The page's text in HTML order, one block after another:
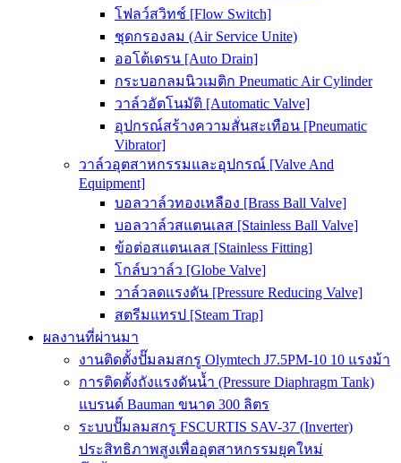
โฟลว์สวิทช์ [Flow Switch]
ชุดกรองลม (Air Service Unite)
ออโต้เดรน [Auto Drain]
กระบอกลมนิวเมติก Pneumatic Air Cylinder
วาล์วอัตโนมัติ [Automatic Valve]
อุปกรณ์สร้างความสั่นสะเทือน [Pneumatic
Vibrator]
วาล์วอุตสาหกรรมและอุปกรณ์ [Valve And
Equipment]
บอลวาล์วทองเหลือง [Brass Ball Valve]
บอลวาล์วสแตนเลส [Stainless Ball Valve]
ข้อต่อสแตนเลส [Stainless Fitting]
โกล์บวาล์ว [Globe Valve]
วาล์วลดแรงดัน [Pressure Reducing Valve]
สตรีมแทรป [Steam Trap]
ผลงานที่ผ่านมา
งานติดตั้งปั๊มลมสกรู Olymtech J7.5PM-10 10 แรงม้า
การติดตั้งถังแรงดันน้ำ (Pressure Diaphragm Tank)
แบรนด์ Bauman ขนาด 300 ลิตร
ระบบปั๊มลมสกรู FSCURTIS SAV-37 (Inverter)
ประสิทธิภาพสูงเพื่ออุตสาหกรรมยุคใหม่